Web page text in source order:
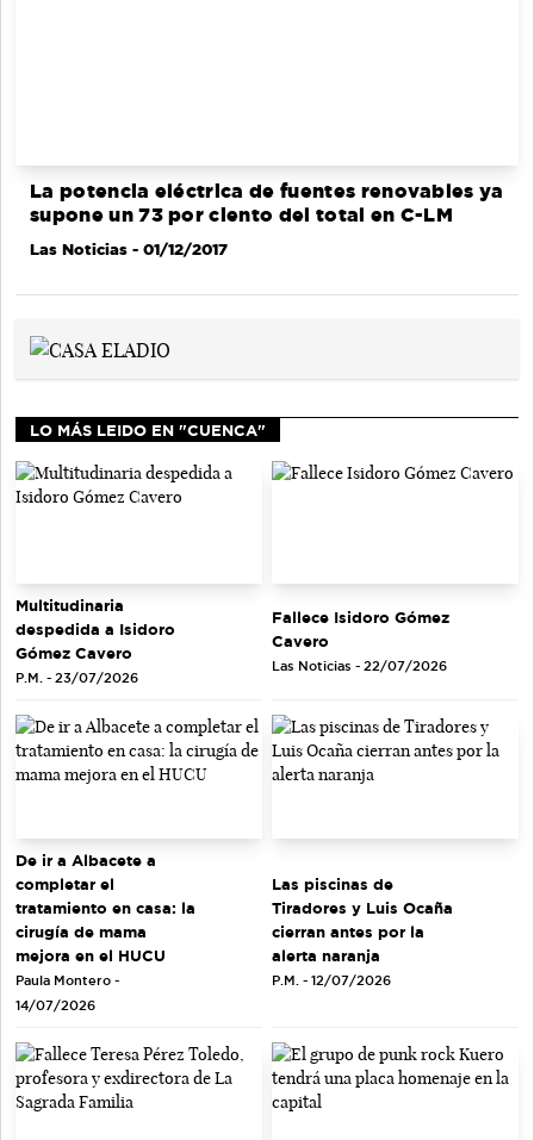
La potencia eléctrica de fuentes renovables ya
supone un 73 por ciento del total en C-LM
Las Noticias - 01/12/2017
LO MÁS LEIDO EN "CUENCA"
Multitudinaria
despedida a Isidoro
Gómez Cavero
P.M. - 23/07/2026
Fallece Isidoro Gómez
Cavero
Las Noticias - 22/07/2026
De ir a Albacete a
completar el
tratamiento en casa: la
cirugía de mama
mejora en el HUCU
Paula Montero -
14/07/2026
Las piscinas de
Tiradores y Luis Ocaña
cierran antes por la
alerta naranja
P.M. - 12/07/2026